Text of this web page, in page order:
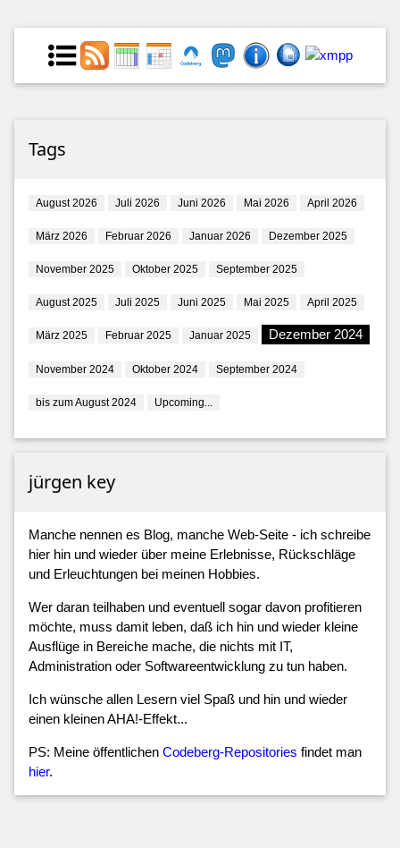
Tags
August 2026 Juli 2026 Juni 2026 Mai 2026 April 2026
März 2026 Februar 2026 Januar 2026 Dezember 2025
November 2025 Oktober 2025 September 2025
August 2025 Juli 2025 Juni 2025 Mai 2025 April 2025
März 2025 Februar 2025 Januar 2025 Dezember 2024
November 2024 Oktober 2024 September 2024
bis zum August 2024 Upcoming...
jürgen key
Manche nennen es Blog, manche Web-Seite - ich schreibe
hier hin und wieder über meine Erlebnisse, Rückschläge
und Erleuchtungen bei meinen Hobbies.
Wer daran teilhaben und eventuell sogar davon profitieren
möchte, muss damit leben, daß ich hin und wieder kleine
Ausflüge in Bereiche mache, die nichts mit IT,
Administration oder Softwareentwicklung zu tun haben.
Ich wünsche allen Lesern viel Spaß und hin und wieder
einen kleinen AHA!-Effekt...
PS: Meine öffentlichen Codeberg-Repositories findet man
hier.